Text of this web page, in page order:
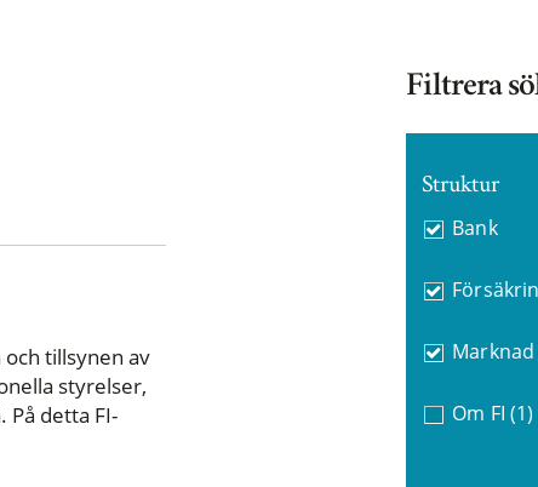
tillsynen av
styrelser,
detta FI-
Filtrera
Struktur
Bank
Marknad
Om FI (1)